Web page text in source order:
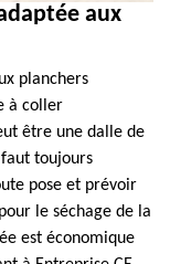
aux
planchers
à coller
être une dalle de
toujours
pose et prévoir
le séchage de la
est économique